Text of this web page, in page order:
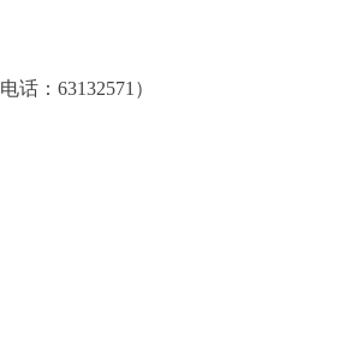
：63132571）